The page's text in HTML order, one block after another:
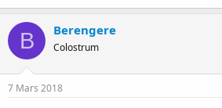
B Berengere
Colostrum
7 Mars 2018